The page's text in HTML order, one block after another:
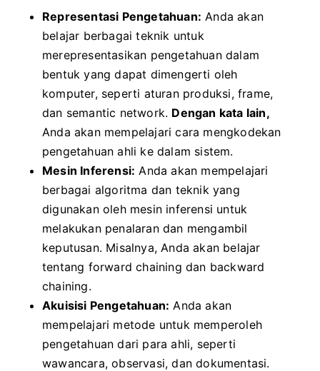
Representasi Pengetahuan: Anda akan
belajar berbagai teknik untuk
merepresentasikan pengetahuan dalam
bentuk yang dapat dimengerti oleh
komputer, seperti aturan produksi, frame,
dan semantic network. Dengan kata lain,
Anda akan mempelajari cara mengkodekan
pengetahuan ahli ke dalam sistem.
Mesin Inferensi: Anda akan mempelajari
berbagai algoritma dan teknik yang
digunakan oleh mesin inferensi untuk
melakukan penalaran dan mengambil
keputusan. Misalnya, Anda akan belajar
tentang forward chaining dan backward
chaining.
Akuisisi Pengetahuan: Anda akan
mempelajari metode untuk memperoleh
pengetahuan dari para ahli, seperti
wawancara, observasi, dan dokumentasi.